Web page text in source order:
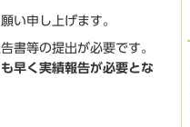
い申し上げます。
書等の提出が必要です。
早く実績報告が必要とな